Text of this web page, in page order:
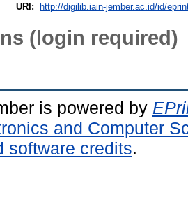
URI:
http://digilib.iain-jember.ac.id/id/
(login required)
is powered by
and Computer
software credits.